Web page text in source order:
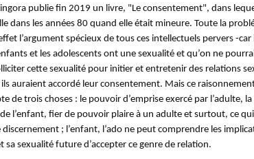
publie fin 2019 un livre, "Le consentement", dans
dans les années 80 quand elle était mineure. Toute la
l’argument spécieux de tous ces intellectuels pervers -car
et les adolescents ont une sexualité et qu’on ne
cette sexualité pour initier et entretenir des relations
auraient accordé leur consentement. Mais ce
de trois choses : le pouvoir d’emprise exercé par l’adulte,
l’enfant, fier de pouvoir plaire à un adulte et surtout, ce
discernement ; l’enfant, l’ado ne peut comprendre les
sa sexualité future d’accepter ce genre de relation.